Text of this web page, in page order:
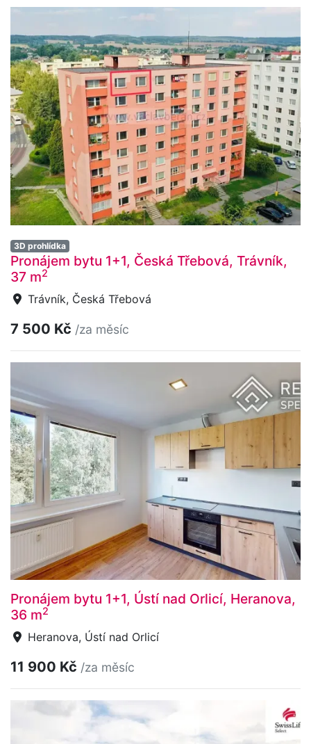
3D prohlídka
Pronájem bytu 1+1, Česká Třebová, Trávník,
37 m2
Trávník, Česká Třebová
7 500 Kč /za měsíc
Pronájem bytu 1+1, Ústí nad Orlicí, Heranova,
36 m2
Heranova, Ústí nad Orlicí
11 900 Kč /za měsíc